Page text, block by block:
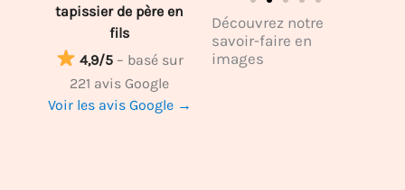
tapissier de père en
fils
4,9/5 – basé sur
221 avis Google
Voir les avis Google →
Découvrez notre
savoir-faire en
images